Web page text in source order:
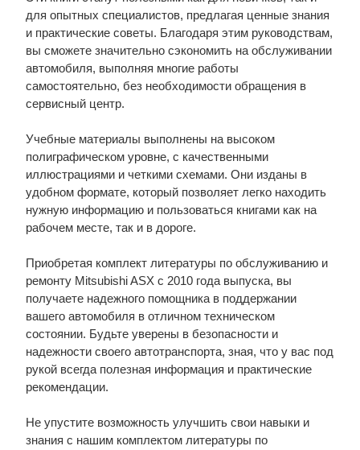
для опытных специалистов, предлагая ценные знания
и практические советы. Благодаря этим руководствам,
вы сможете значительно сэкономить на обслуживании
автомобиля, выполняя многие работы
самостоятельно, без необходимости обращения в
сервисный центр.
Учебные материалы выполнены на высоком
полиграфическом уровне, с качественными
иллюстрациями и четкими схемами. Они изданы в
удобном формате, который позволяет легко находить
нужную информацию и пользоваться книгами как на
рабочем месте, так и в дороге.
Приобретая комплект литературы по обслуживанию и
ремонту Mitsubishi ASX с 2010 года выпуска, вы
получаете надежного помощника в поддержании
вашего автомобиля в отличном техническом
состоянии. Будьте уверены в безопасности и
надежности своего автотранспорта, зная, что у вас под
рукой всегда полезная информация и практические
рекомендации.
Не упустите возможность улучшить свои навыки и
знания с нашим комплектом литературы по